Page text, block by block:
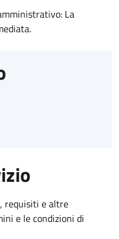
La
requisiti e altre
e le condizioni di